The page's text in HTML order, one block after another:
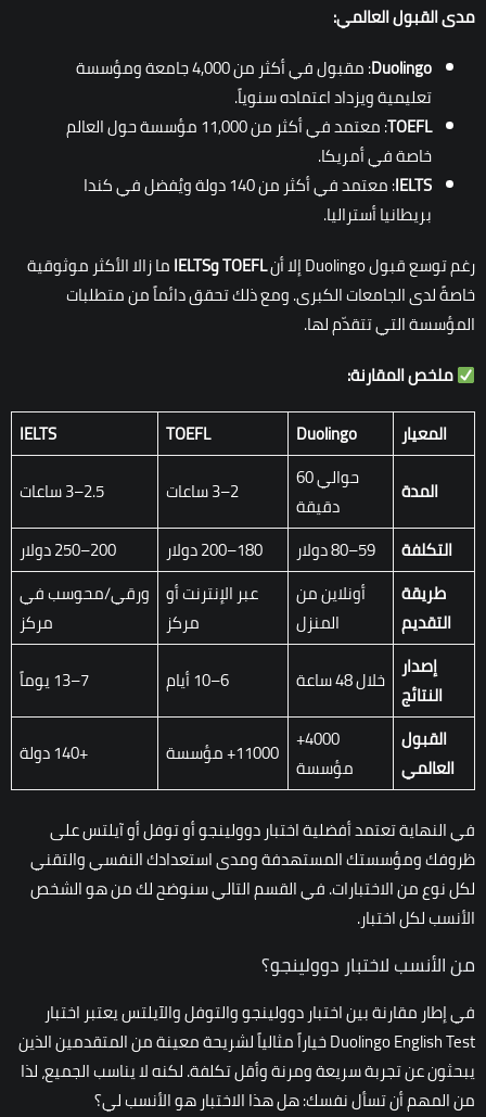
مدى القبول العالمي:
Duolingo
: مقبول في أكثر من 4,000 جامعة ومؤسسة
تعليمية ويزداد اعتماده سنوياً.
TOEFL
: معتمد في أكثر من 11,000 مؤسسة حول العالم
خاصة في أمريكا.
IELTS
: معتمد في أكثر من 140 دولة ويُفضل في كندا
بريطانيا أستراليا.
رغم توسع قبول Duolingo إلا أن
TOEFLوIELTSما زالا الأكثر موثوقية
خاصةً لدى الجامعات الكبرى. ومع ذلك تحقق دائماً من متطلبات
المؤسسة التي تتقدّم لها.
ملخص المقارنة:
المعيار
Duolingo
TOEFL
IELTS
المدة
حوالي 60
دقيقة
2–3 ساعات
2.5–3 ساعات
التكلفة
59–80 دولار 180–200 دولار
200–250 دولار
طريقة
التقديم
أونلاين من
المنزل
عبر الإنترنت أو
مركز
ورقي/محوسب في
مركز
إصدار
النتائج خلال 48 ساعة 6–10 أيام
7–13 يوماً
القبول
العالمي
4000+
مؤسسة 11000+ مؤسسة +140 دولة
في النهاية تعتمد أفضلية اختبار دوولينجو أو توفل أو آيلتس على
ظروفك ومؤسستك المستهدفة ومدى استعدادك النفسي والتقني
لكل نوع من الاختبارات. في القسم التالي سنوضح لك من هو الشخص
الأنسب لكل اختبار.
من الأنسب لاختبار دوولينجو؟
في إطار مقارنة بين اختبار دوولينجو والتوفل والآيلتس يعتبر اختبار
Duolingo English Test خياراً مثالياً لشريحة معينة من المتقدمين الذين
يبحثون عن تجربة سريعة ومرنة وأقل تكلفة. لكنه لا يناسب الجميع، لذا
من المهم أن تسأل نفسك: هل هذا الاختبار هو الأنسب لي؟